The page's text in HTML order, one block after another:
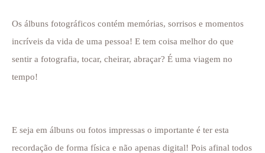
Os álbuns fotográficos contém memórias, sorrisos e momentos
incríveis da vida de uma pessoa! E tem coisa melhor do que
sentir a fotografia, tocar, cheirar, abraçar? É uma viagem no
tempo!
E seja em álbuns ou fotos impressas o importante é ter esta
recordação de forma física e não apenas digital! Pois afinal todos